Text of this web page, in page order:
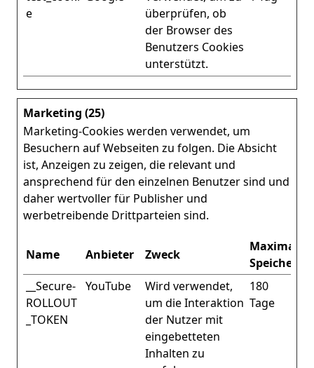
e
überprüfen, ob
der Browser des
Benutzers Cookies
unterstützt.
Marketing (25)
Marketing-Cookies werden verwendet, um
Besuchern auf Webseiten zu folgen. Die Absicht
ist, Anzeigen zu zeigen, die relevant und
ansprechend für den einzelnen Benutzer sind und
daher wertvoller für Publisher und
werbetreibende Drittparteien sind.
Name Anbieter Zweck
Maximale
__Secure-
ROLLOUT
_TOKEN
YouTube
Wird verwendet,
um die Interaktion
der Nutzer mit
eingebetteten
Inhalten zu
180
Tage